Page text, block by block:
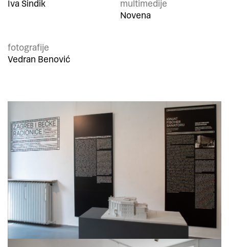
Iva Sindik
multimedije
Novena
fotografije
Vedran Benović